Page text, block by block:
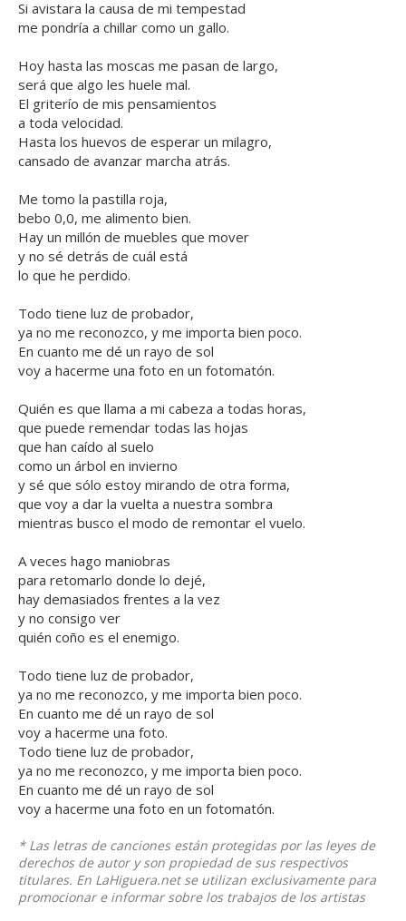
Si avistara la causa de mi tempestad
me pondría a chillar como un gallo.
Hoy hasta las moscas me pasan de largo,
será que algo les huele mal.
El griterío de mis pensamientos
a toda velocidad.
Hasta los huevos de esperar un milagro,
cansado de avanzar marcha atrás.
Me tomo la pastilla roja,
bebo 0,0, me alimento bien.
Hay un millón de muebles que mover
y no sé detrás de cuál está
lo que he perdido.
Todo tiene luz de probador,
ya no me reconozco, y me importa bien poco.
En cuanto me dé un rayo de sol
voy a hacerme una foto en un fotomatón.
Quién es que llama a mi cabeza a todas horas,
que puede remendar todas las hojas
que han caído al suelo
como un árbol en invierno
y sé que sólo estoy mirando de otra forma,
que voy a dar la vuelta a nuestra sombra
mientras busco el modo de remontar el vuelo.
A veces hago maniobras
para retomarlo donde lo dejé,
hay demasiados frentes a la vez
y no consigo ver
quién coño es el enemigo.
Todo tiene luz de probador,
ya no me reconozco, y me importa bien poco.
En cuanto me dé un rayo de sol
voy a hacerme una foto.
Todo tiene luz de probador,
ya no me reconozco, y me importa bien poco.
En cuanto me dé un rayo de sol
voy a hacerme una foto en un fotomatón.
* Las letras de canciones están protegidas por las leyes de
derechos de autor y son propiedad de sus respectivos
titulares. En LaHiguera.net se utilizan exclusivamente para
promocionar e informar sobre los trabajos de los artistas